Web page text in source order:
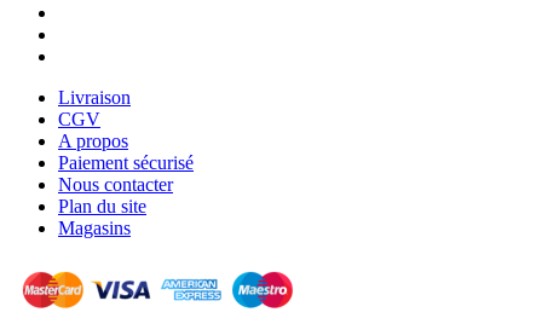
Livraison
CGV
A propos
Paiement sécurisé
Nous contacter
Plan du site
Magasins